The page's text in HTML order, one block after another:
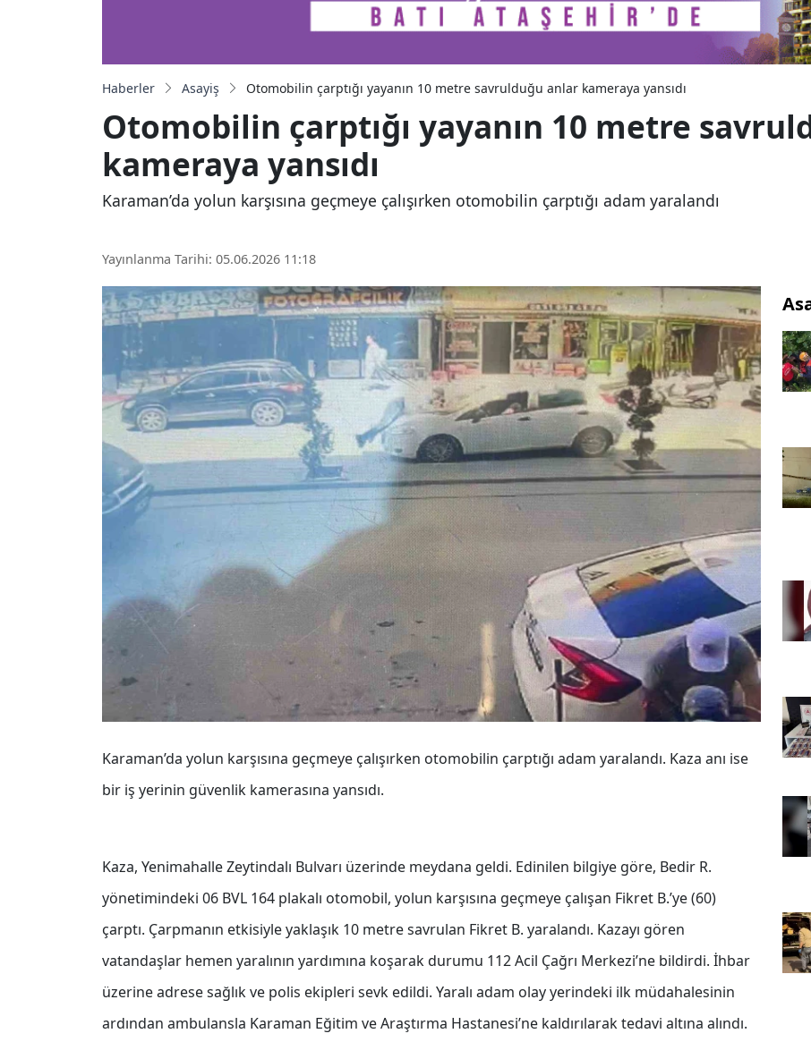
Haberler Asayiş Otomobilin çarptığı yayanın 10 metre savrulduğu anlar kameraya yansıdı
Otomobilin çarptığı yayanın 10 metre
kameraya yansıdı
Karaman’da yolun karşısına geçmeye çalışırken otomobilin çarptığı adam yaralandı
Yayınlanma Tarihi: 05.06.2026 11:18
Karaman’da yolun karşısına geçmeye çalışırken otomobilin çarptığı adam yaralandı. Kaza anı ise
bir iş yerinin güvenlik kamerasına yansıdı.
Kaza, Yenimahalle Zeytindalı Bulvarı üzerinde meydana geldi. Edinilen bilgiye göre, Bedir R.
yönetimindeki 06 BVL 164 plakalı otomobil, yolun karşısına geçmeye çalışan Fikret B.’ye (60)
çarptı. Çarpmanın etkisiyle yaklaşık 10 metre savrulan Fikret B. yaralandı. Kazayı gören
vatandaşlar hemen yaralının yardımına koşarak durumu 112 Acil Çağrı Merkezi’ne bildirdi. İhbar
üzerine adrese sağlık ve polis ekipleri sevk edildi. Yaralı adam olay yerindeki ilk müdahalesinin
ardından ambulansla Karaman Eğitim ve Araştırma Hastanesi’ne kaldırılarak tedavi altına alındı.